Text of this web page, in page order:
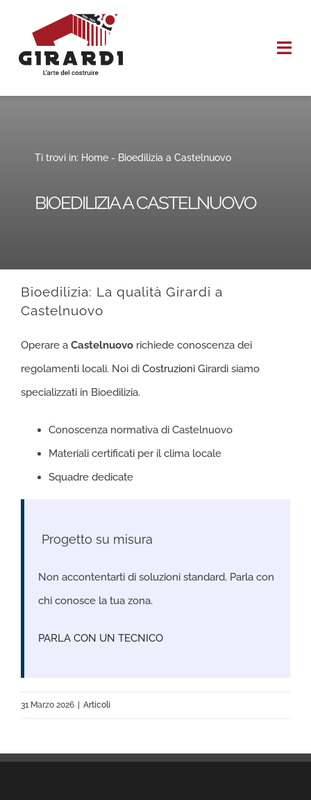
contenuto
Ti trovi in: Home- Bioedilizia a Castelnuovo
BIOEDILIZIA A CASTELNUOVO
Bioedilizia: La qualità Girardi a
Castelnuovo
Operare a Castelnuovo richiede conoscenza dei
regolamenti locali. Noi di Costruzioni Girardi siamo
specializzati in Bioedilizia.
Conoscenza normativa di Castelnuovo
Materiali certificati per il clima locale
Squadre dedicate
️ Progetto su misura
Non accontentarti di soluzioni standard. Parla con
chi conosce la tua zona.
PARLA CON UN TECNICO
31 Marzo 2026 Articoli